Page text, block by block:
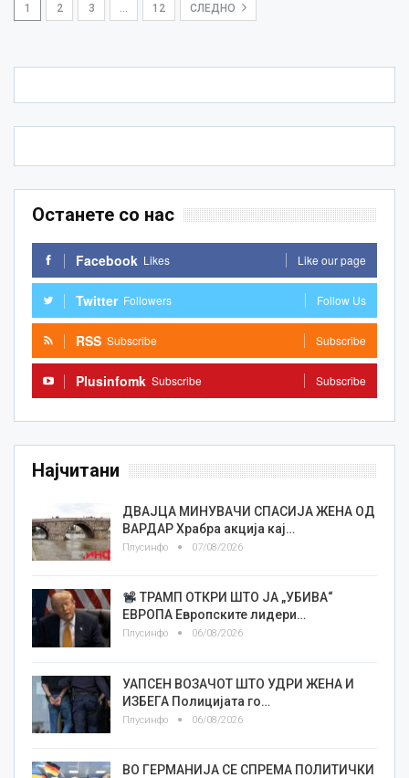
1 2 3 12 СЛЕДНО
Останете со нас
Facebook Likes Like our page
Twitter Followers Follow Us
RSS Subscribe Subscribe
Plusinfomk Subscribe Subscribe
Најчитани
ДВАЈЦА МИНУВАЧИ СПАСИЈА ЖЕНА ОД
ВАРДАР Храбра акција кај…
Плусинфо 07/08/2026
ТРАМП ОТКРИ ШТО ЈА „УБИВА“
ЕВРОПА Европските лидери…
Плусинфо 06/08/2026
УАПСЕН ВОЗАЧОТ ШТО УДРИ ЖЕНА И
ИЗБЕГА Полицијата го…
Плусинфо 06/08/2026
ВО ГЕРМАНИЈА СЕ СПРЕМА ПОЛИТИЧКИ